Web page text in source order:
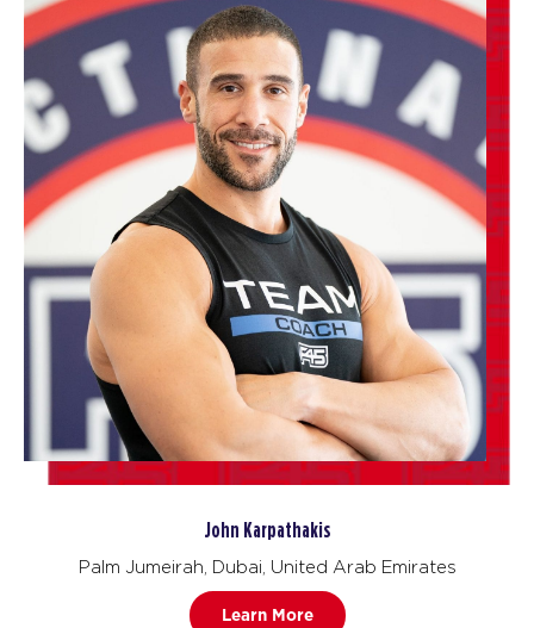
John Karpathakis
Palm Jumeirah, Dubai, United Arab Emirates
Learn More